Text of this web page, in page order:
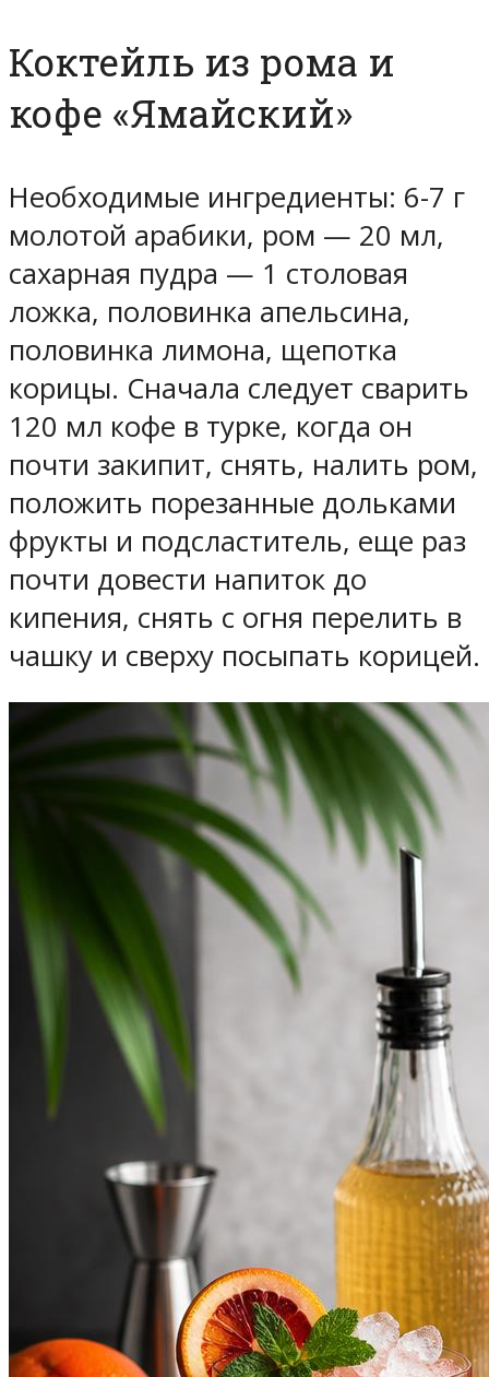
Коктейль из рома и
кофе «Ямайский»
Необходимые ингредиенты: 6-7 г
молотой арабики, ром — 20 мл,
сахарная пудра — 1 столовая
ложка, половинка апельсина,
половинка лимона, щепотка
корицы. Сначала следует сварить
120 мл кофе в турке, когда он
почти закипит, снять, налить ром,
положить порезанные дольками
фрукты и подсластитель, еще раз
почти довести напиток до
кипения, снять с огня перелить в
чашку и сверху посыпать корицей.